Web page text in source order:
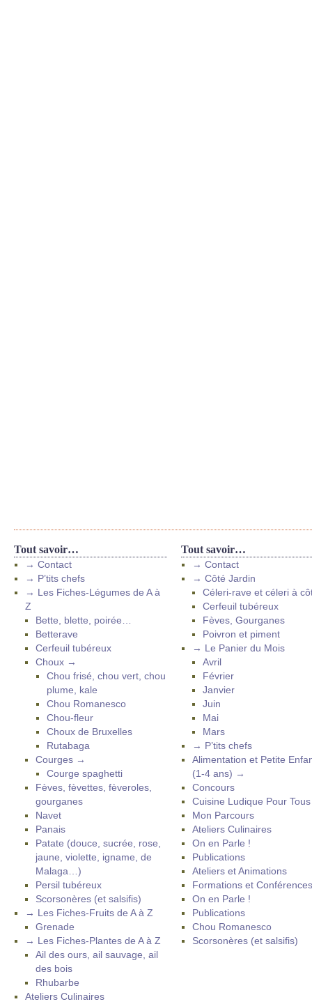
Tout savoir…
→ Contact
→ P’tits chefs
→ Les Fiches-Légumes de A à
Z
Bette, blette, poirée…
Betterave
Cerfeuil tubéreux
Choux →
Chou frisé, chou vert, chou
plume, kale
Chou Romanesco
Chou-fleur
Choux de Bruxelles
Rutabaga
Courges →
Courge spaghetti
Fèves, fèvettes, fèveroles,
gourganes
Navet
Panais
Patate (douce, sucrée, rose,
jaune, violette, igname, de
Malaga…)
Persil tubéreux
Scorsonères (et salsifis)
→ Les Fiches-Fruits de A à Z
Grenade
→ Les Fiches-Plantes de A à Z
Ail des ours, ail sauvage, ail
des bois
Rhubarbe
Ateliers Culinaires
Tout savoir…
→ Contact
→ Côté Jardin
Céleri-rave et céleri à
Cerfeuil tubéreux
Fèves, Gourganes
Poivron et piment
→ Le Panier du Mois
Avril
Février
Janvier
Juin
Mai
Mars
→ P’tits chefs
Alimentation et Petite
(1-4 ans) →
Concours
Cuisine Ludique Pour
Mon Parcours
Ateliers Culinaires
On en Parle !
Publications
Ateliers et Animations
Formations et Conférences
On en Parle !
Publications
Chou Romanesco
Scorsonères (et salsifis)